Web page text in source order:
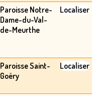
Paroisse Notre-
Dame-du-Val-
de-Meurthe
Localiser
Paroisse Saint-
Goëry
Localiser